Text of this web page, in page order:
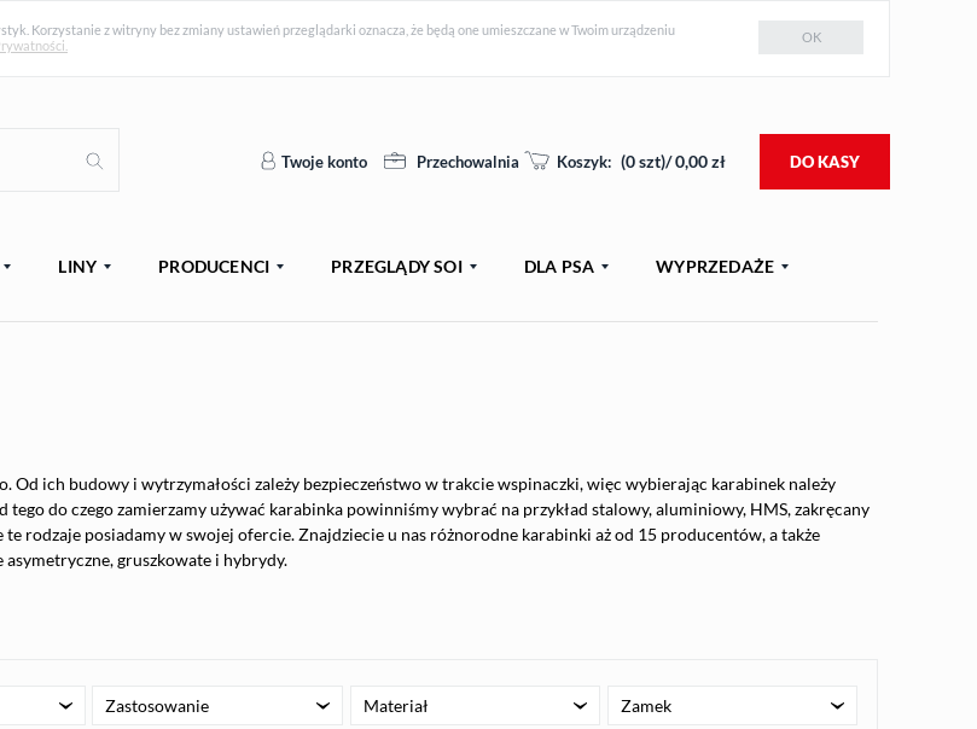
Korzystanie z witryny bez zmiany ustawień przeglądarki oznacza, że będą one umieszczane w Twoim urządzeniu
OK
Twoje konto Przechowalnia Koszyk: (0szt)/0,00zł DO KASY
LINY PRODUCENCI PRZEGLĄDY SOI DLA PSA WYPRZEDAŻE
Od ich budowy i wytrzymałości zależy bezpieczeństwo w trakcie wspinaczki, więc wybierając karabinek należy
do czego zamierzamy używać karabinka powinniśmy wybrać na przykład stalowy, aluminiowy, HMS, zakręcany
rodzaje posiadamy w swojej ofercie. Znajdziecie u nas różnorodne karabinki aż od 15 producentów, a także
asymetryczne, gruszkowate i hybrydy.
Zastosowanie Materiał Zamek